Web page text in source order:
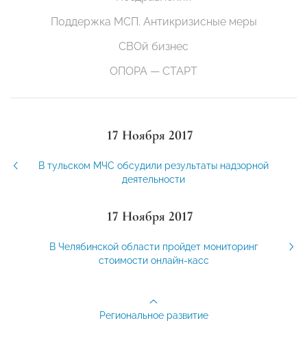
Поддержка МСП. Антикризисные меры
СВОй бизнес
ОПОРА — СТАРТ
17 Ноября 2017
В тульском МЧС обсудили результаты надзорной
деятельности
17 Ноября 2017
В Челябинской области пройдет мониторинг
стоимости онлайн-касс
Региональное развитие